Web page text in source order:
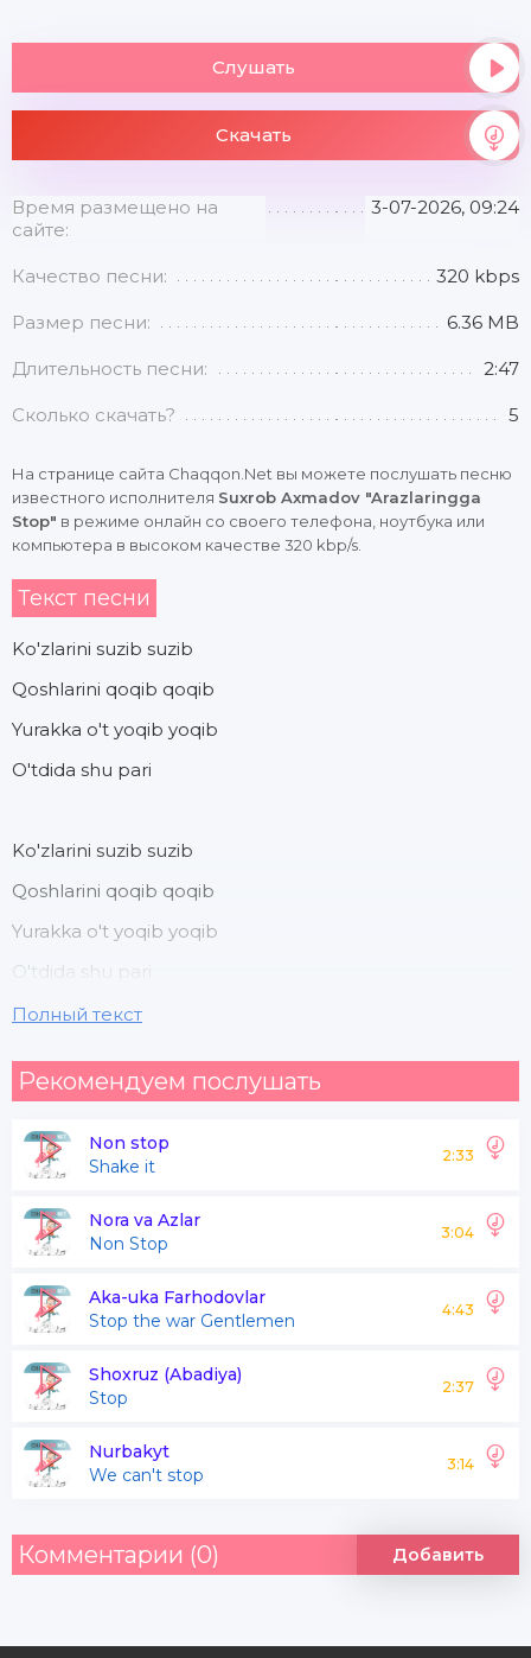
Слушать
Скачать
Время размещено на
сайте:
3-07-2026, 09:24
Качество песни: 320 kbps
Размер песни: 6.36 MB
Длительность песни: 2:47
Сколько скачать? 5
На странице сайта Chaqqon.Net вы можете послушать песню
известного исполнителя Suxrob Axmadov "Arazlaringga
Stop" в режиме онлайн со своего телефона, ноутбука или
компьютера в высоком качестве 320 kbp/s.
Текст песни
Ko'zlarini suzib suzib
Qoshlarini qoqib qoqib
Yurakka o't yoqib yoqib
O'tdida shu pari
Ko'zlarini suzib suzib
Qoshlarini qoqib qoqib
Yurakka o't yoqib yoqib
O'tdida shu pari
Kel yoimga yaqinroq
Mazza qilib yashaymiz
Bizdan baxtli inson yo'q
Arzalaringa stop
Kel yoimga yaqinroq
Mazza qilib yashaymiz
Bizdan baxtli inson yo'q
Senga gul olib beraymi
Rostini aytin jonim
Bir kecha mehmon qilaymi
Полный текст
Рекомендуем послушать
Non stop
Shake it
2:33
Nora va Azlar
Non Stop
3:04
Aka-uka Farhodovlar
Stop the war Gentlemen
4:43
Shoxruz (Abadiya)
Stop
2:37
Nurbakyt
We can't stop
3:14
Комментарии (0) Добавить